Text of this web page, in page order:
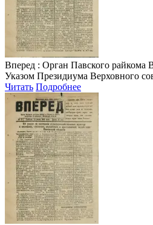
Вперед : Орган Павского райкома
Указом Президиума Верховного
Читать Подробнее